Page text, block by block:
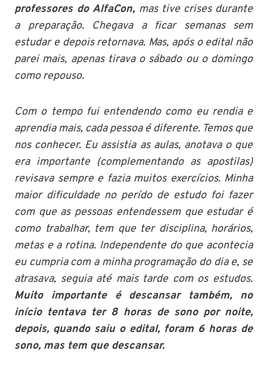
professores do AlfaCon, mas tive crises durante
a preparação. Chegava a ficar semanas sem
estudar e depois retornava. Mas, após o edital não
parei mais, apenas tirava o sábado ou o domingo
como repouso.
Com o tempo fui entendendo como eu rendia e
aprendia mais, cada pessoa é diferente. Temos que
nos conhecer. Eu assistia as aulas, anotava o que
era importante (complementando as apostilas)
revisava sempre e fazia muitos exercícios. Minha
maior dificuldade no perído de estudo foi fazer
com que as pessoas entendessem que estudar é
como trabalhar, tem que ter disciplina, horários,
metas e a rotina. Independente do que acontecia
eu cumpria com a minha programação do dia e, se
atrasava, seguia até mais tarde com os estudos.
Muito importante é descansar também, no
início tentava ter 8 horas de sono por noite,
depois, quando saiu o edital, foram 6 horas de
sono, mas tem que descansar.